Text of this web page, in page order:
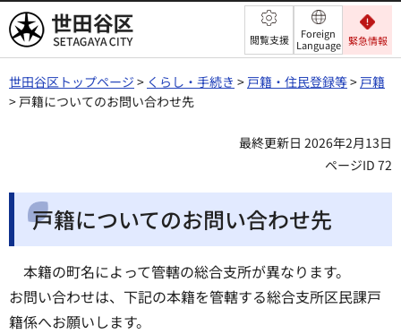
世田谷区 閲覧支援
Foreign
Language 緊急情報
世田谷区トップページ > くらし・手続き > 戸籍・住民登録等> 戸籍
> 戸籍についてのお問い合わせ先
最終更新日 2026年2月13日
ページID 72
戸籍についてのお問い合わせ先
本籍の町名によって管轄の総合支所が異なります。
お問い合わせは、下記の本籍を管轄する総合支所区民課戸
籍係へお願いします。